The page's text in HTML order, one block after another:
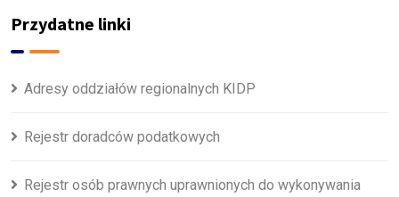
Przydatne linki
Adresy oddziałów regionalnych KIDP
Rejestr doradców podatkowych
Rejestr osób prawnych uprawnionych do wykonywania